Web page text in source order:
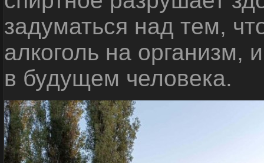
задуматься над тем,
алкоголь на организм,
в будущем человека.